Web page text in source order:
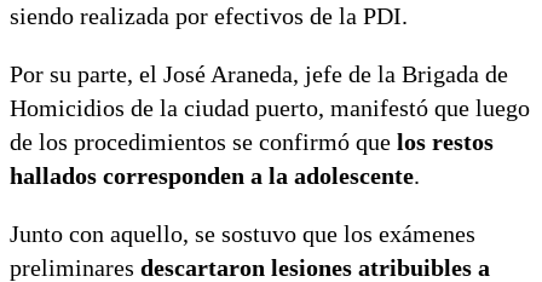
siendo realizada por efectivos de la PDI.
Por su parte, el José Araneda, jefe de la Brigada de
Homicidios de la ciudad puerto, manifestó que luego
de los procedimientos se confirmó que los restos
hallados corresponden a la adolescente.
Junto con aquello, se sostuvo que los exámenes
preliminares descartaron lesiones atribuibles a